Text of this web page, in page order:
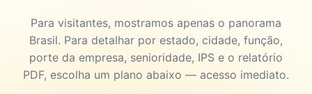
Para visitantes, mostramos apenas o panorama
Brasil. Para detalhar por estado, cidade, função,
porte da empresa, senioridade, IPS e o relatório
PDF, escolha um plano abaixo — acesso imediato.